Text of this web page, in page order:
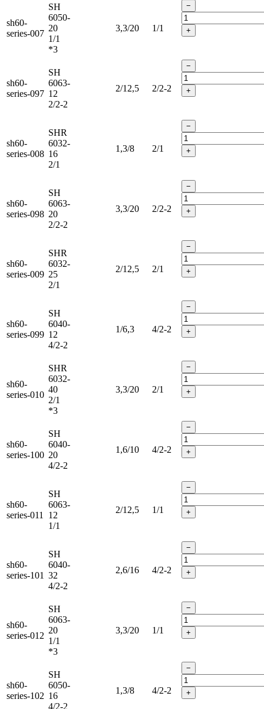
sh60-
series-007
SH
6050-
20
1/1
*3
3,3/20 1/1
−
+
sh60-
series-097
SH
6063-
12
2/2-2
2/12,5 2/2-2
−
+
sh60-
series-008
SHR
6032-
16
2/1
1,3/8 2/1
−
+
sh60-
series-098
SH
6063-
20
2/2-2
3,3/20 2/2-2
−
+
sh60-
series-009
SHR
6032-
25
2/1
2/12,5 2/1
−
+
sh60-
series-099
SH
6040-
12
4/2-2
1/6,3 4/2-2
−
+
sh60-
series-010
SHR
6032-
40
2/1
*3
3,3/20 2/1
−
+
sh60-
series-100
SH
6040-
20
4/2-2
1,6/10 4/2-2
−
+
sh60-
series-011
SH
6063-
12
1/1
2/12,5 1/1
−
+
sh60-
series-101
SH
6040-
32
4/2-2
2,6/16 4/2-2
−
+
sh60-
series-012
SH
6063-
20
1/1
*3
3,3/20 1/1
−
+
sh60-
series-102
SH
6050-
16
4/2-2
1,3/8 4/2-2
−
+